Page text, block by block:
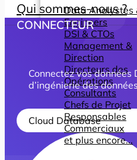
Data Analystes
Engineers
DSI & CTOs
Management &
Direction
Directeurs des
Opérations
Consultants
Chefs de Projet
Responsables
Commerciaux
et plus encore...
Qui sommes-nous ?
CONNECTEUR
Connectez vos
d’ingénierie des
Cloud Database